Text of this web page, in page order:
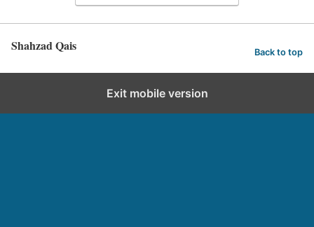
Shahzad Qais Back to top
Exit mobile version